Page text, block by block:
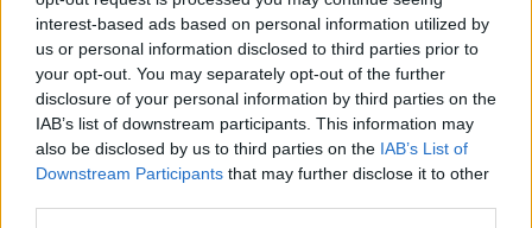
interest-based ads based on personal information utilized by
us or personal information disclosed to third parties prior to
your opt-out. You may separately opt-out of the further
disclosure of your personal information by third parties on the
IAB’s list of downstream participants. This information may
also be disclosed by us to third parties on the IAB’s List of
Downstream Participants that may further disclose it to other
csapattársak támogatása, a közösség ereje és saját
belső fegyelme segítette át ezen a krízisen. Eltiltása
alatt könyvírásba kezdett, de a kézirat végül nem
jelent meg—úgy érezte, nem elég jó az íráshoz. Ez a
kétely, az önkritika is része volt személyiségének:
miközben a világ egyik legjobb vízilabdázójaként
ünnepelték, ő magát továbbra is „átlagos embernek”
látta, aki csak nagyon keményen dolgozik. Később